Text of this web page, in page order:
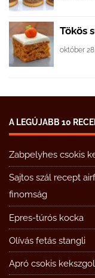
Tökös
október
A LEGÚJABB 10
Zabpelyhes csokis
Sajtos szál recept
finomság
Epres-túrós kocka
Olívás fetás stangli
Apró csokis